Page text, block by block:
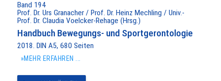
Band 194
Prof. Dr. Urs Granacher / Prof. Dr. Heinz Mechling / Univ.-
Prof. Dr. Claudia Voelcker-Rehage (Hrsg.)
Handbuch Bewegungs- und Sportgerontologie
2018. DIN A5, 680 Seiten
»MEHR ERFAHREN ...